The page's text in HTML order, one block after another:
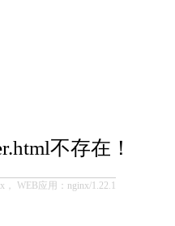
不存在！
WEB应用：nginx/1.22.1